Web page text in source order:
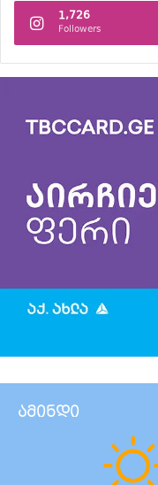
1,726
Followers
ამინდი